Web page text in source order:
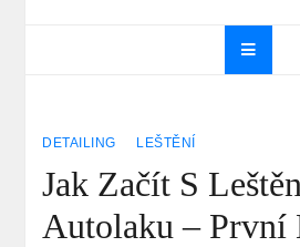
DETAILING LEŠTĚNÍ
Jak Začít S
Autolaku – První